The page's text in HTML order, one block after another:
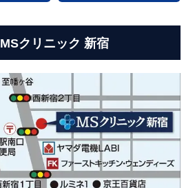
MSクリニック 新宿